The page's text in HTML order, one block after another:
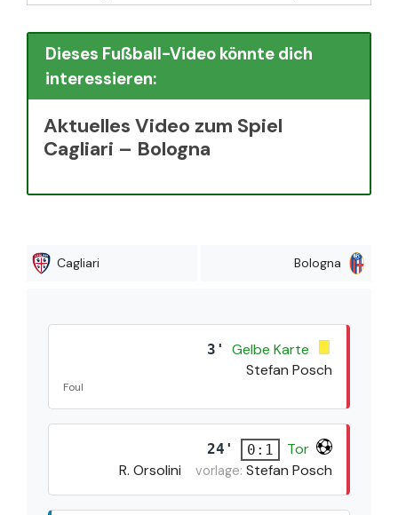
Dieses Fußball-Video könnte dich
interessieren:
Aktuelles Video zum Spiel
Cagliari – Bologna
Cagliari Bologna
3'
Gelbe Karte
Stefan Posch
Foul
24' 0:1
Tor
R. Orsolini
vorlage: Stefan Posch